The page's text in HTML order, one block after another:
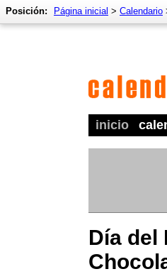
inicio
Posición: Página inicial > Calendario
Día del